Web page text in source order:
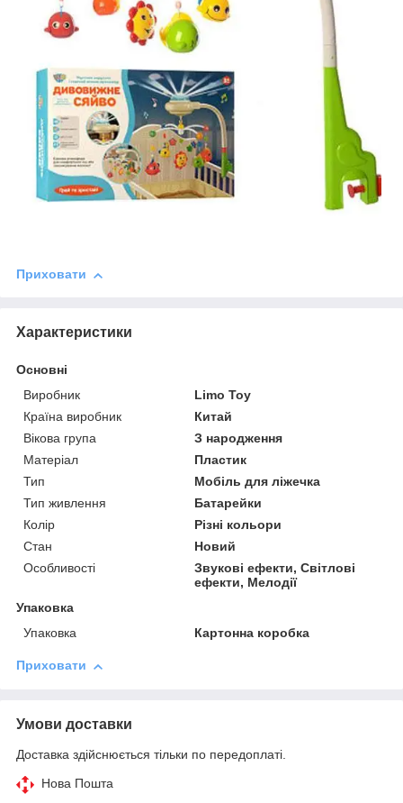
Приховати
Характеристики
Основні
Виробник
Limo Toy
Країна виробник
Китай
Вікова група
З народження
Матеріал
Пластик
Тип
Мобіль для ліжечка
Тип живлення
Батарейки
Колір
Різні кольори
Стан
Новий
Особливості
Звукові ефекти, Світлові
ефекти, Мелодії
Упаковка
Упаковка
Картонна коробка
Приховати
Умови доставки
Доставка здійснюється тільки по передоплаті.
Нова Пошта